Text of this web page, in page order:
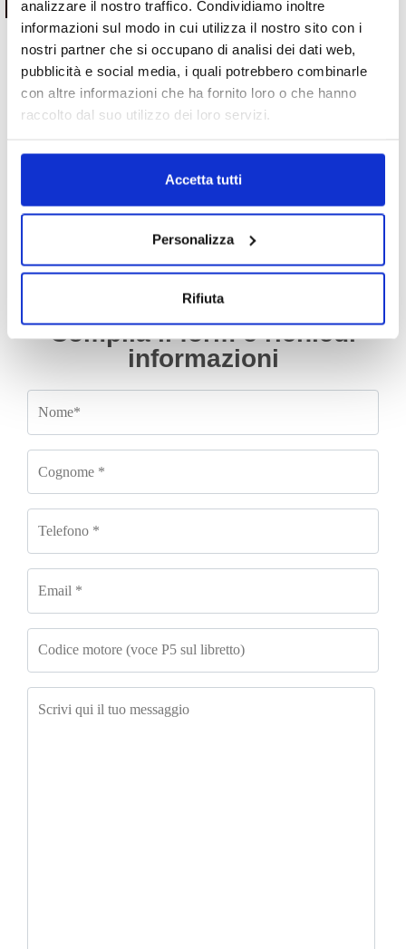
analizzare il nostro traffico. Condividiamo inoltre
informazioni sul modo in cui utilizza il nostro sito con i
nostri partner che si occupano di analisi dei dati web,
pubblicità e social media, i quali potrebbero combinarle
con altre informazioni che ha fornito loro o che hanno
raccolto dal suo utilizzo dei loro servizi.
Accetta tutti
Personalizza
Rifiuta
SU WHATSAPP!
Motore Fiat 500 500L 500C
312a2000 dal 2010 0.9 benzina
SU WHATSAPP!
Motore Peugeot 107 1KR coppa
in alluminio con valvola EGR
Compila il form e richiedi
informazioni